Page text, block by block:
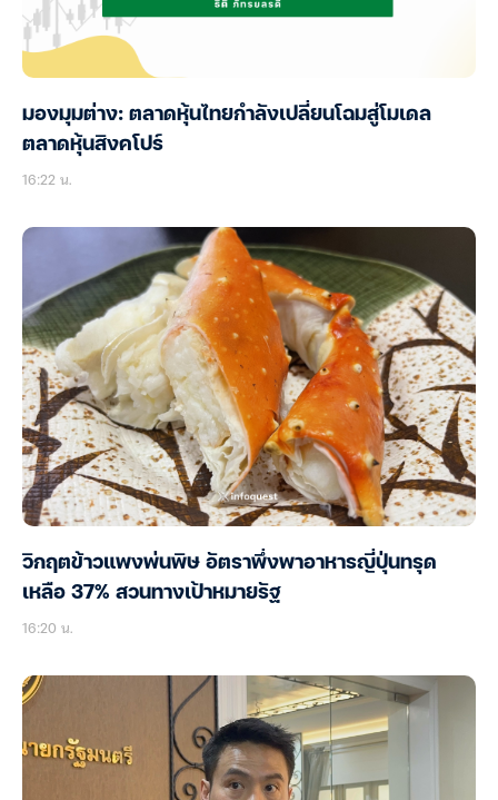
มองมุมต่าง: ตลาดหุ้นไทยกำลังเปลี่ยนโฉมสู่โมเดล
ตลาดหุ้นสิงคโปร์
16:22 น.
วิกฤตข้าวแพงพ่นพิษ อัตราพึ่งพาอาหารญี่ปุ่นทรุด
เหลือ 37% สวนทางเป้าหมายรัฐ
16:20 น.